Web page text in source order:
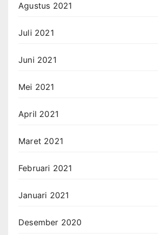
Agustus 2021
Juli 2021
Juni 2021
Mei 2021
April 2021
Maret 2021
Februari 2021
Januari 2021
Desember 2020